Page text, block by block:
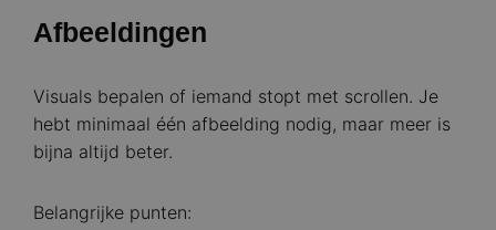
Afbeeldingen
Visuals bepalen of iemand stopt met scrollen. Je
hebt minimaal één afbeelding nodig, maar meer is
bijna altijd beter.
Belangrijke punten: